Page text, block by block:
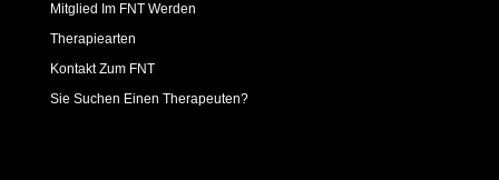
Mitglied Im FNT Werden
Therapiearten
Kontakt Zum FNT
Sie Suchen Einen Therapeuten?